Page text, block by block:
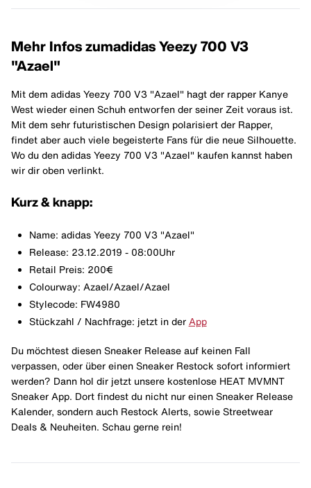
Mehr Infos zumadidas Yeezy 700 V3
"Azael"
Mit dem adidas Yeezy 700 V3 "Azael" hagt der rapper Kanye
West wieder einen Schuh entworfen der seiner Zeit voraus ist.
Mit dem sehr futuristischen Design polarisiert der Rapper,
findet aber auch viele begeisterte Fans für die neue Silhouette.
Wo du den adidas Yeezy 700 V3 "Azael" kaufen kannst haben
wir dir oben verlinkt.
Kurz & knapp:
Name: adidas Yeezy 700 V3 "Azael"
Release: 23.12.2019 - 08:00Uhr
Retail Preis: 200€
Colourway: Azael/Azael/Azael
Stylecode: FW4980
Stückzahl / Nachfrage: jetzt in der App
Du möchtest diesen Sneaker Release auf keinen Fall
verpassen, oder über einen Sneaker Restock sofort informiert
werden? Dann hol dir jetzt unsere kostenlose HEAT MVMNT
Sneaker App. Dort findest du nicht nur einen Sneaker Release
Kalender, sondern auch Restock Alerts, sowie Streetwear
Deals & Neuheiten. Schau gerne rein!